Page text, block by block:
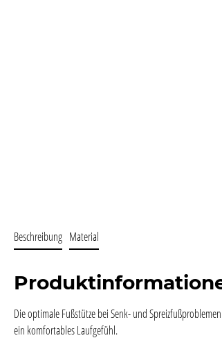
Beschreibung Material
Die optimale Fußstütze bei Senk- und
ein komfortables Laufgefühl.